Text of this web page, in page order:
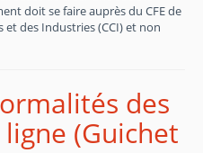
doit se faire auprès du CFE de
et des Industries (CCI) et non
des
(Guichet